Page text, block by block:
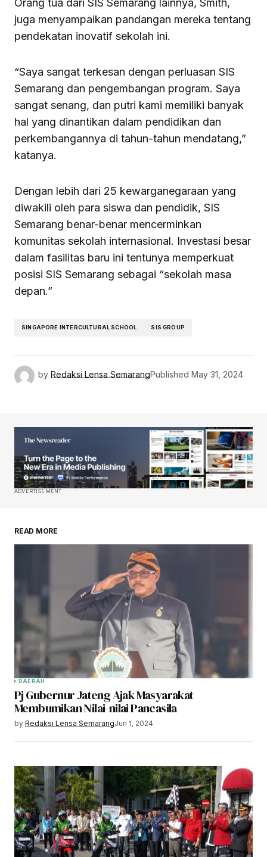
Orang tua dari SIS Semarang lainnya, Smith,
juga menyampaikan pandangan mereka tentang
pendekatan inovatif sekolah ini.
“Saya sangat terkesan dengan perluasan SIS
Semarang dan pengembangan program. Saya
sangat senang, dan putri kami memiliki banyak
hal yang dinantikan dalam pendidikan dan
perkembangannya di tahun-tahun mendatang,”
katanya.
Dengan lebih dari 25 kewarganegaraan yang
diwakili oleh para siswa dan pendidik, SIS
Semarang benar-benar mencerminkan
komunitas sekolah internasional. Investasi besar
dalam fasilitas baru ini tentunya memperkuat
posisi SIS Semarang sebagai “sekolah masa
depan.”
SINGAPORE INTERCULTURAL SCHOOL SIS GROUP
by Redaksi Lensa SemarangPublished May 31, 2024
ADVERTISEMENT
READ MORE
DAERAH
Pj Gubernur Jateng Ajak Masyarakat
Membumikan Nilai-nilai Pancasila
by Redaksi Lensa SemarangJun 1, 2024